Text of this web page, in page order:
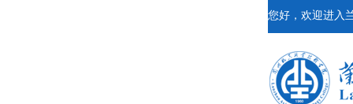
您好，欢迎进入